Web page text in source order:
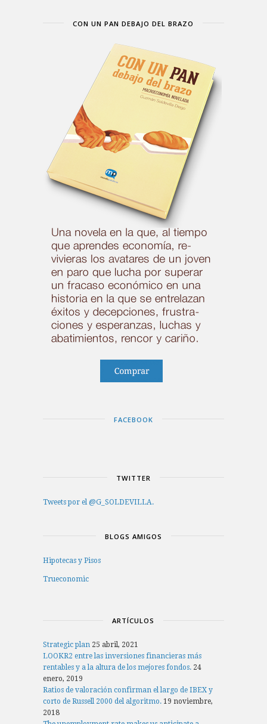
CON UN PAN DEBAJO DEL BRAZO
FACEBOOK
TWITTER
Tweets por el @G_SOLDEVILLA.
BLOGS AMIGOS
Hipotecas y Pisos
Trueconomic
ARTÍCULOS
Strategic plan 25 abril, 2021
LOOKR2 entre las inversiones financieras más
rentables y a la altura de los mejores fondos. 24
enero, 2019
Ratios de valoración confirman el largo de IBEX y
corto de Russell 2000 del algoritmo. 19 noviembre,
2018